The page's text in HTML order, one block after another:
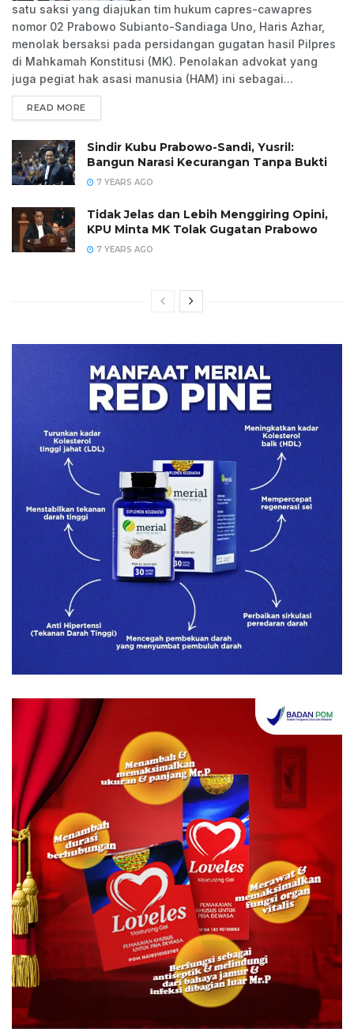
satu saksi yang diajukan tim hukum capres-cawapres
nomor 02 Prabowo Subianto-Sandiaga Uno, Haris Azhar,
menolak bersaksi pada persidangan gugatan hasil Pilpres
di Mahkamah Konstitusi (MK). Penolakan advokat yang
juga pegiat hak asasi manusia (HAM) ini sebagai...
READ MORE
Sindir Kubu Prabowo-Sandi, Yusril:
Bangun Narasi Kecurangan Tanpa Bukti
7 YEARS AGO
Tidak Jelas dan Lebih Menggiring Opini,
KPU Minta MK Tolak Gugatan Prabowo
7 YEARS AGO